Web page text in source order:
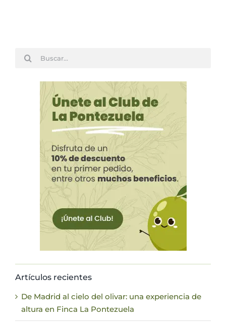
Buscar:
Artículos recientes
De Madrid al cielo del olivar: una experiencia de
altura en Finca La Pontezuela